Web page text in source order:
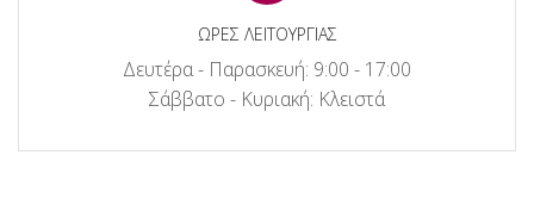
ΩΡΕΣ ΛΕΙΤΟΥΡΓΙΑΣ
Δευτέρα - Παρασκευή: 9:00 - 17:00
Σάββατο - Κυριακή: Κλειστά